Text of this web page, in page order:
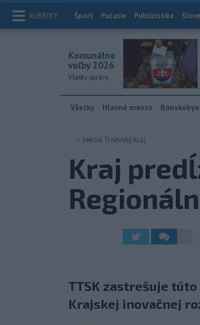
RUBRIKY Index
Šport Počasie Publicistika
Komunálne
voľby 2026
Všetky správy
Všetky Hlavné mesto
< sekcia Trnavský kraj
Kraj
TTSK zastrešuje
Krajskej inovačnej